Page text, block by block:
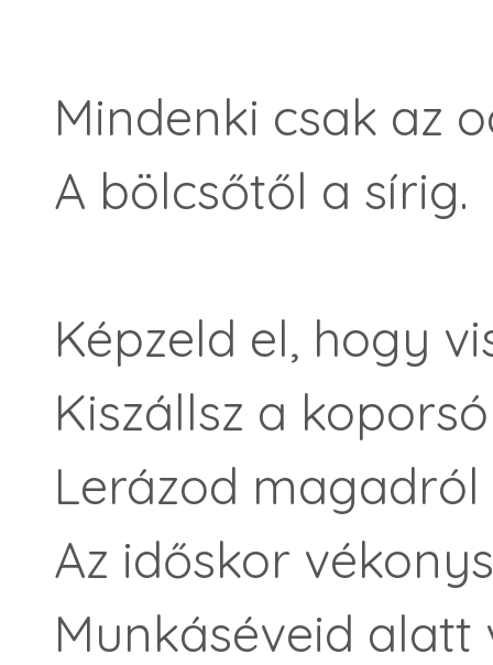
Mindenki csak az
A bölcsőtől a sírig.
Képzeld el, hogy
Kiszállsz a
Lerázod magadról
Az időskor
Munkáséveid alatt